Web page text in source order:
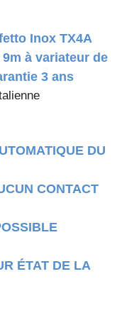
Inox TX4A
à variateur de
3 ans
DU
CONTACT
ÉTAT DE LA